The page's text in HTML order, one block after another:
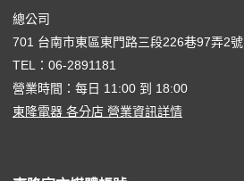
總公司
701 台南市東區東門路三段226巷97弄2號
TEL： 06-2891181
營業時間：每日 11:00 到 18:00
東隆電器 各分店 營業資訊詳情